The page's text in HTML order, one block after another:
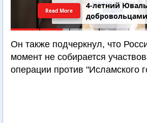
4-летний
добровольцами
Read More
Он также подчеркнул, что
момент не собирается
операции против "Исламского